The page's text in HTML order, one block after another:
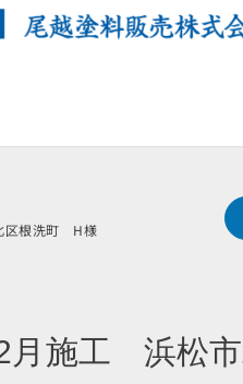
区根洗町 H様
月施工 浜松